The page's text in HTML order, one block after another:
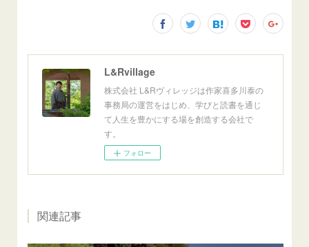
L&Rvillage
株式会社 L&Rヴィレッジは作家喜多川泰の
事務局の運営をはじめ、学びと読書を通じ
て人生を豊かにする場を創造する会社で
す。
フォロー
関連記事